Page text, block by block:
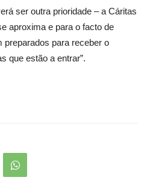
ser outra prioridade – a Cáritas
aproxima e para o facto de
preparados para receber o
que estão a entrar”.